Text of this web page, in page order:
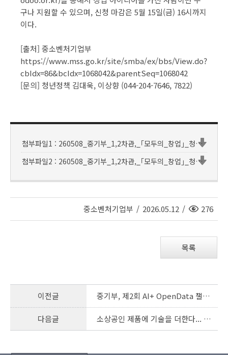
구나 지원할 수 있으며, 신청 마감은 5월 15일(금) 16시까지
이다.
[출처] 중소벤처기업부
https://www.mss.go.kr/site/smba/ex/bbs/View.do?
cbIdx=86&bcIdx=1068042&parentSeq=1068042
[문의] 청년정책 김대욱, 이상향 (044-204-7646, 7822)
첨부파일1 : 260508_중기부_1,2차관,_｢모두의_창업｣_청년_창업_열기_확산_위해_전국_누빈다.hwpx
첨부파일2 : 260508_중기부_1,2차관,_｢모두의_창업｣_청년_창업_열기_확산_위해_전국_누빈다.pdf
중소벤처기업부 / 2026.05.12 /
조
회
276
목록
이전글 중기부, 제2회 AI+ OpenData 챌린지 개최
다음글 소상공인 제품에 기술을 더한다... 중기부, ‘생활문화 혁신지원’ 400억원 투입